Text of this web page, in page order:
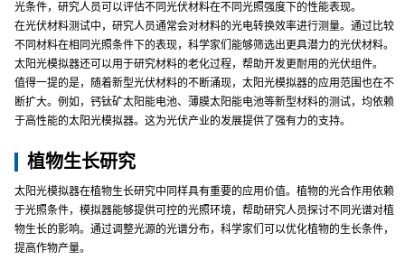
光条件，研究人员可以评估不同光伏材料在不同光照强度下的性能表现。
在光伏材料测试中，研究人员通常会对材料的光电转换效率进行测量。通过比较
不同材料在相同光照条件下的表现，科学家们能够筛选出更具潜力的光伏材料。
太阳光模拟器还可以用于研究材料的老化过程，帮助开发更耐用的光伏组件。
值得一提的是，随着新型光伏材料的不断涌现，太阳光模拟器的应用范围也在不
断扩大。例如，钙钛矿太阳能电池、薄膜太阳能电池等新型材料的测试，均依赖
于高性能的太阳光模拟器。这为光伏产业的发展提供了强有力的支持。
植物生长研究
太阳光模拟器在植物生长研究中同样具有重要的应用价值。植物的光合作用依赖
于光照条件，模拟器能够提供可控的光照环境，帮助研究人员探讨不同光谱对植
物生长的影响。通过调整光源的光谱分布，科学家们可以优化植物的生长条件，
提高作物产量。